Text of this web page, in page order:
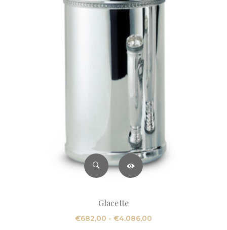
€4.157,00
Glacette
€682,00 - €4.086,00